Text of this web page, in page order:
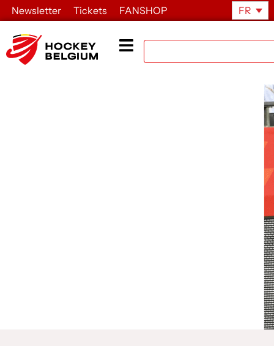
Newsletter Tickets FANSHOP FR